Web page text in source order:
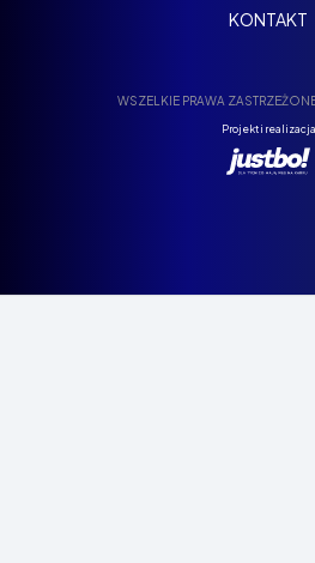
KONTAKT
WSZELKIE PRAWA
Projekt i realizacja